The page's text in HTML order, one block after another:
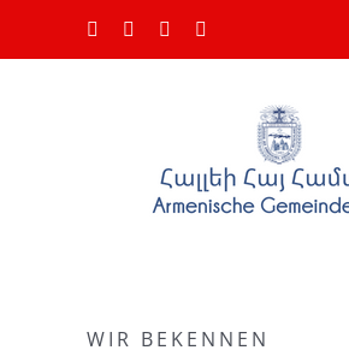
FacebookInstagramYouTube
WIR BEKENNEN